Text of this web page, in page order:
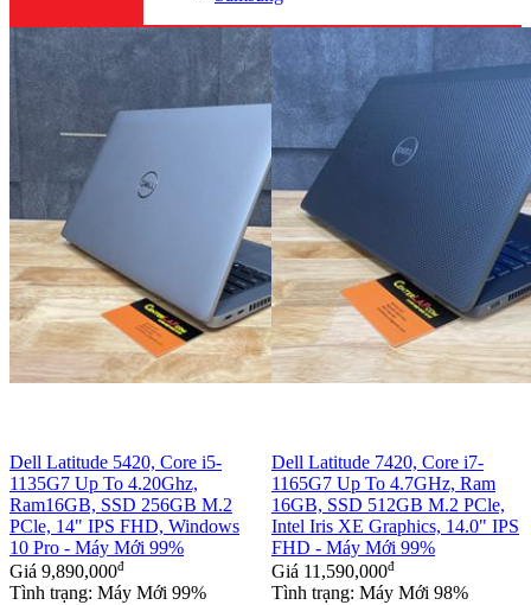
Dell Latitude 5420, Core i5-
1135G7 Up To 4.20Ghz,
Ram16GB, SSD 256GB M.2
PCle, 14" IPS FHD, Windows
10 Pro - Máy Mới 99%
Giá 9,890,000đ
Tình trạng: Máy Mới 99%
Dell Latitude 7420, Core i7-
1165G7 Up To 4.7GHz, Ram
16GB, SSD 512GB M.2 PCle,
Intel Iris XE Graphics, 14.0" IPS
FHD - Máy Mới 99%
Giá 11,590,000đ
Tình trạng: Máy Mới 98%